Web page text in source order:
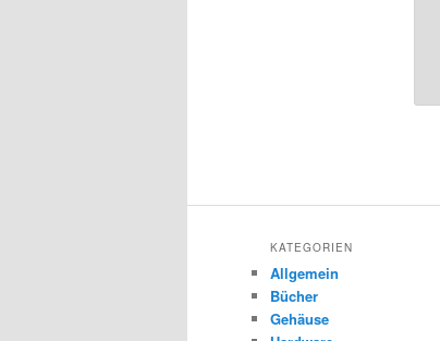
KATEGORIEN
Allgemein
Bücher
Gehäuse